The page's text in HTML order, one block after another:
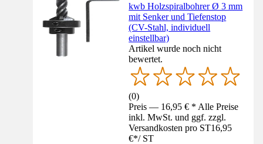
kwb Holzspiralbohrer Ø 3 mm
mit Senker und Tiefenstop
(CV-Stahl, individuell
einstellbar)
Artikel wurde noch nicht
bewertet.
(0)
Preis — 16,95 € * Alle Preise
inkl. MwSt. und ggf. zzgl.
Versandkosten pro ST16,95
€*/ ST